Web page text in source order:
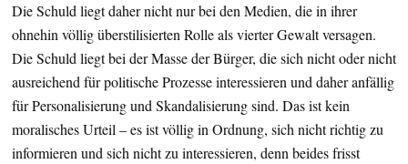
Die Schuld liegt daher nicht nur bei den Medien, die in ihrer
ohnehin völlig überstilisierten Rolle als vierter Gewalt versagen.
Die Schuld liegt bei der Masse der Bürger, die sich nicht oder nicht
ausreichend für politische Prozesse interessieren und daher anfällig
für Personalisierung und Skandalisierung sind. Das ist kein
moralisches Urteil – es ist völlig in Ordnung, sich nicht richtig zu
informieren und sich nicht zu interessieren, denn beides frisst